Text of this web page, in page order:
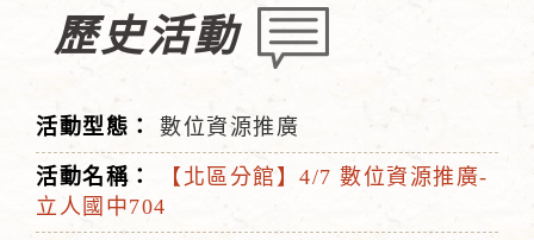
歷史活動
數位資源推廣
【北區分館】4/7 數位資源推廣-
立人國中704